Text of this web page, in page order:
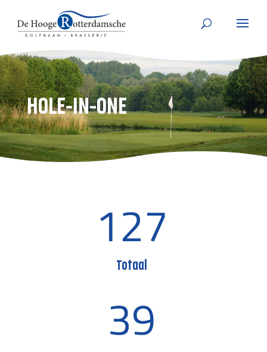
HOLE-IN-ONE
127
Totaal
39